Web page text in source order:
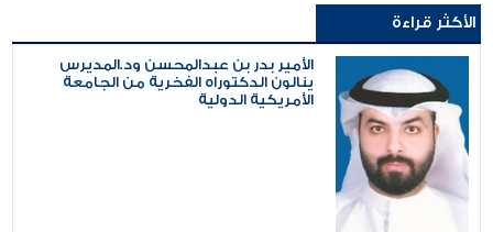
الأكثر قراءة
الأمير بدر بن عبدالمحسن ود.المديرس
ينالون الدكتوراه الفخرية من الجامعة
الأمريكية الدولية